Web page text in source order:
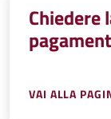
Chiedere
VAI ALLA